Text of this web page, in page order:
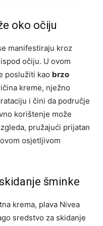
oko očiju
manifestiraju kroz
očiju. U ovom
poslužiti kao brzo
kreme, nježno
i čini da područje
korištenje može
pružajući prijatan
osjetljivom
šminke
krema, plava Nivea
sredstvo za skidanje